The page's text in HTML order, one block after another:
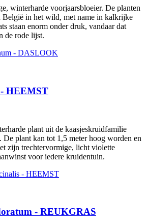
winterharde voorjaarsbloeier. De planten
België in het wild, met name in kalkrijke
staan enorm onder druk, vandaar dat
de rode lijst.
- DASLOOK
HEEMST
plant uit de kaasjeskruidfamilie
De plant kan tot 1,5 meter hoog worden en
zijn trechtervormige, licht violette
voor iedere kruidentuin.
- HEEMST
- REUKGRAS